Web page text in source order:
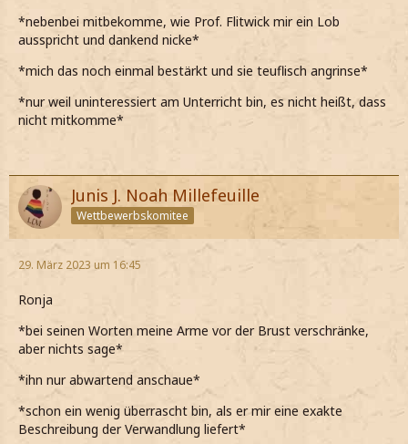
*nebenbei mitbekomme, wie Prof. Flitwick mir ein Lob
ausspricht und dankend nicke*
*mich das noch einmal bestärkt und sie teuflisch angrinse*
*nur weil uninteressiert am Unterricht bin, es nicht heißt, dass
nicht mitkomme*
Junis J. Noah Millefeuille
Wettbewerbskomitee
29. März 2023 um 16:45
Ronja
*bei seinen Worten meine Arme vor der Brust verschränke,
aber nichts sage*
*ihn nur abwartend anschaue*
*schon ein wenig überrascht bin, als er mir eine exakte
Beschreibung der Verwandlung liefert*